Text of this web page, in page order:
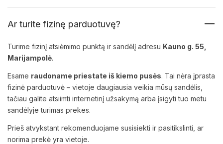
Ar turite fizinę parduotuvę?
Turime fizinį atsiėmimo punktą ir sandėlį adresu Kauno g. 55,
Marijampolė.
Esame raudoname priestate iš kiemo pusės. Tai nėra įprasta
fizinė parduotuvė – vietoje daugiausia veikia mūsų sandėlis,
tačiau galite atsiimti internetinį užsakymą arba įsigyti tuo metu
sandėlyje turimas prekes.
Prieš atvykstant rekomenduojame susisiekti ir pasitikslinti, ar
norima prekė yra vietoje.